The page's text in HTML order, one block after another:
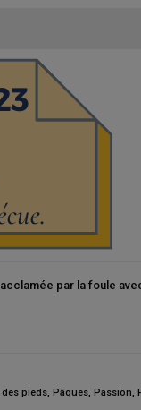
acclamée par la foule
des pieds, Pâques, Passion,